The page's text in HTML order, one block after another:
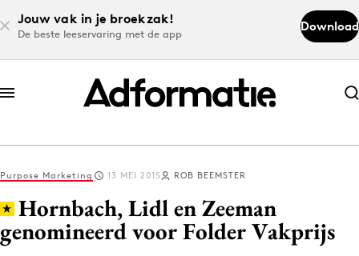
Jouw vak in je broekzak!
De beste leeservaring met de app
Download
Abonneer nu
Abonneer nu
Log in
Purpose Marketing 13 MEI 2015 ROB BEEMSTER
Hornbach, Lidl en Zeeman
genomineerd voor Folder Vakprijs